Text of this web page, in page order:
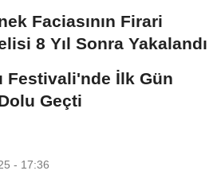
Faciasının Firari
8 Yıl Sonra Yakalandı
Festivali'nde İlk Gün
Geçti
- 17:36